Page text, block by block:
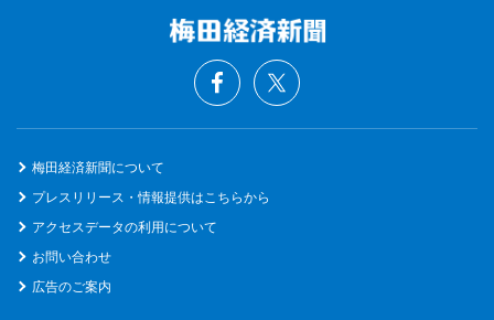
梅田経済新聞について
プレスリリース・情報提供はこちらから
アクセスデータの利用について
お問い合わせ
広告のご案内